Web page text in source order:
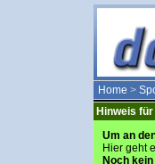
Home >
Hinweis
Um an
Hier geht
Noch